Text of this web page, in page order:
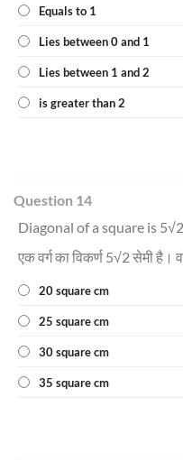
Equals to 1
Lies between 0 and 1
Lies between 1 and 2
is greater than 2
Question 14
Diagonal of a square is
एक वर्ग का विकर्ण 5√2 सेमी है।
20 square cm
25 square cm
30 square cm
35 square cm